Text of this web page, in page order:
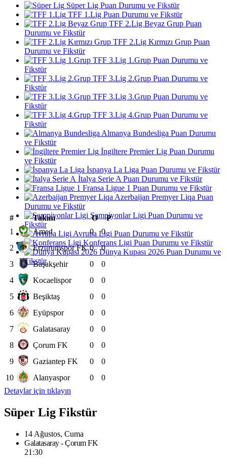
Süper Lig Puan Durumu ve Fikstür
TFF 1.Lig Puan Durumu ve Fikstür
TFF 2.Lig Beyaz Grup Puan
Durumu ve Fikstür
TFF 2.Lig Kırmızı Grup Puan
Durumu ve Fikstür
TFF 3.Lig 1.Grup Puan Durumu ve
Fikstür
TFF 3.Lig 2.Grup Puan Durumu ve
Fikstür
TFF 3.Lig 3.Grup Puan Durumu ve
Fikstür
TFF 3.Lig 4.Grup Puan Durumu ve
Fikstür
Almanya Bundesliga Puan Durumu
ve Fikstür
İngiltere Premier Lig Puan Durumu
ve Fikstür
İspanya La Liga Puan Durumu ve Fikstür
İtalya Serie A Puan Durumu ve Fikstür
Fransa Ligue 1 Puan Durumu ve Fikstür
Azerbaijan Premyer Liqa Puan
Durumu ve Fikstür
Şampiyonlar Ligi Puan Durumu ve
Fikstür
Avrupa Ligi Puan Durumu ve Fikstür
Konferans Ligi Puan Durumu ve Fikstür
Dünya Kupası 2026 Puan Durumu ve
Fikstür
# Takım O
P
1
Amed 0
0
2
Erzurumspor FK 0
0
3
Başakşehir 0
0
4
Kocaelispor 0
0
5
Beşiktaş 0
0
6
Eyüpspor 0
0
7
Galatasaray 0
0
8
Çorum FK 0
0
9
Gaziantep FK 0
0
10
Alanyaspor 0
0
Detaylar için tıklayın
Süper Lig Fikstür
14 Ağustos, Cuma
Galatasaray - Çorum FK
21:30